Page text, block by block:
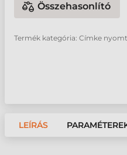
Összehasonlító
Termék kategória: Címke
LEÍRÁS